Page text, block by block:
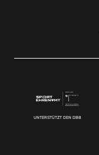
UNTERSTÜTZT DEN DBB